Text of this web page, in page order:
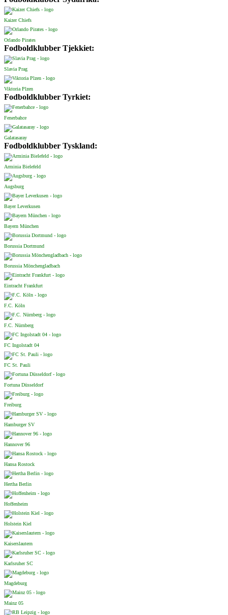
Kaizer Chiefs
Orlando Pirates
Fodboldklubber Tjekkiet:
Slavia Prag
Viktoria Plzen
Fodboldklubber Tyrkiet:
Fenerbahce
Galatasaray
Fodboldklubber Tyskland:
Arminia Bielefeld
Augsburg
Bayer Leverkusen
Bayern München
Borussia Dortmund
Borussia Mönchengladbach
Eintracht Frankfurt
F.C. Köln
F.C. Nürnberg
FC Ingolstadt 04
FC St. Pauli
Fortuna Düsseldorf
Freiburg
Hamburger SV
Hannover 96
Hansa Rostock
Hertha Berlin
Hoffenheim
Holstein Kiel
Kaiserslautern
Karlsruher SC
Magdeburg
Mainz 05